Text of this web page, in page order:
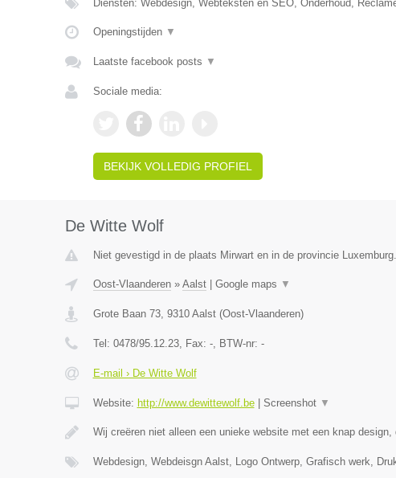
Diensten: Webdesign, Webteksten en SEO, Onderhoud,
Openingstijden ▼
Laatste facebook posts ▼
Sociale media:
BEKIJK VOLLEDIG PROFIEL
De Witte Wolf
Niet gevestigd in de plaats Mirwart en in de provincie Luxemburg.
Oost-Vlaanderen» Aalst| Google maps ▼
Grote Baan 73, 9310 Aalst(Oost-Vlaanderen)
Tel: 0478/95.12.23, Fax: -, BTW-nr: -
E-mail › De Witte Wolf
Website: http://www.dewittewolf.be| Screenshot ▼
Wij creëren niet alleen een unieke website met een knap design,
Webdesign, Webdeisgn Aalst, Logo Ontwerp, Grafisch werk,